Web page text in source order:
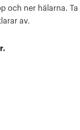
och ner hälarna. Ta
av.